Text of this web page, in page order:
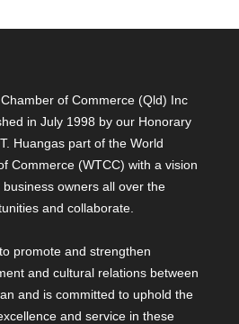
of Commerce (Qld) Inc
in July 1998 by our Honorary
Huangas part of the World
Commerce (WTCC) with a vision
owners all over the
and collaborate.
promote and strengthen
and cultural relations between
and is committed to uphold the
and service in these